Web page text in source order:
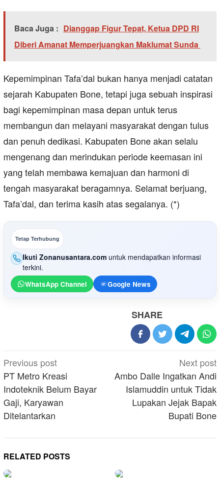
Baca Juga : Dianggap Figur Tepat, Ketua DPD RI
Diberi Amanat Memperjuangkan Maklumat Sunda
Kepemimpinan Tafa’dal bukan hanya menjadi catatan
sejarah Kabupaten Bone, tetapi juga sebuah inspirasi
bagi kepemimpinan masa depan untuk terus
membangun dan melayani masyarakat dengan tulus
dan penuh dedikasi. Kabupaten Bone akan selalu
mengenang dan merindukan periode keemasan ini
yang telah membawa kemajuan dan harmoni di
tengah masyarakat beragamnya. Selamat berjuang,
Tafa’dal, dan terima kasih atas segalanya. (*)
Tetap Terhubung
Ikuti Zonanusantara.com untuk mendapatkan informasi
terkini.
WhatsApp Channel Google News
SHARE
Post
navigation
Previous post
PT Metro Kreasi
Indoteknik Belum Bayar
Gaji, Karyawan
Ditelantarkan
Next post
Ambo Dalle Ingatkan Andi
Islamuddin untuk Tidak
Lupakan Jejak Bapak
Bupati Bone
RELATED POSTS